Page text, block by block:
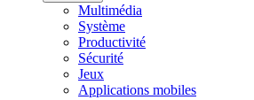
Multimédia
Système
Productivité
Sécurité
Jeux
Applications mobiles